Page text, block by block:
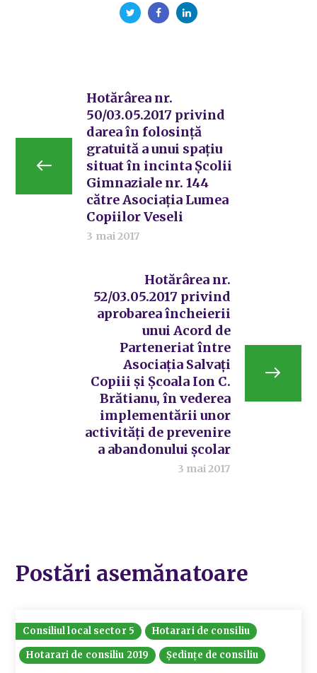
Hotărârea nr.
50/03.05.2017 privind
darea în folosință
gratuită a unui spațiu
situat în incinta Școlii
Gimnaziale nr. 144
către Asociația Lumea
Copiilor Veseli
3 mai 2017
Hotărârea nr.
52/03.05.2017 privind
aprobarea încheierii
unui Acord de
Parteneriat între
Asociația Salvați
Copiii și Școala Ion C.
Brătianu, în vederea
implementării unor
activități de prevenire
a abandonului școlar
3 mai 2017
Postări asemănatoare
Consiliul local sector 5
Hotarari de consiliu
Hotarari de consiliu 2019
Ședințe de consiliu